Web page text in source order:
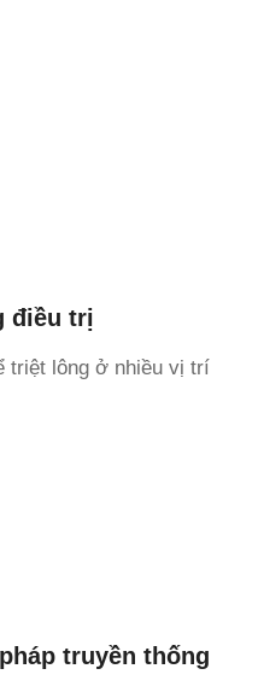
điều trị
triệt lông ở nhiều vị trí
truyền thống